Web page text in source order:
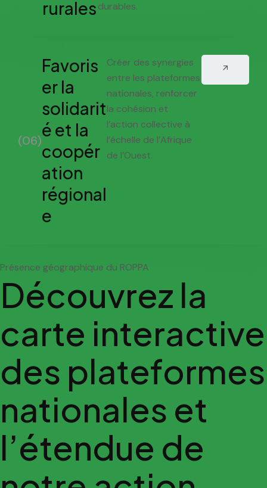
ruralesdurables.
(06)
Favoris
er la
solidarit
é et la
coopér
ation
régional
e
Créer des synergies
entre les plateformes
nationales, renforcer
la cohésion et
l’action collective à
l’échelle de l’Afrique
de l’Ouest.
Présence géographique du ROPPA
Découvrez la
carte interactive
des plateformes
nationales et
l’étendue de